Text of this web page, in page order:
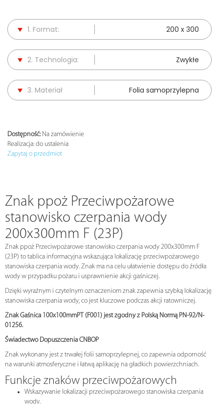
1. Format: 200 x 300
2. Technologia: Zwykłe
3. Materiał Folia samoprzylepna
Dostępność:Na zamówienie
Realizacja: do ustalenia
Zapytaj o przedmiot
Znak ppoż Przeciwpożarowe
stanowisko czerpania wody
200x300mm F (23P)
Znak ppoż Przeciwpożarowe stanowisko czerpania wody 200x300mm F
(23P) to tablica informacyjna wskazująca lokalizację przeciwpożarowego
stanowiska czerpania wody. Znak ma na celu ułatwienie dostępu do źródła
wody w przypadku pożaru i usprawnienie akcji gaśniczej.
Dzięki wyraźnym i czytelnym oznaczeniom znak zapewnia szybką lokalizację
stanowiska czerpania wody, co jest kluczowe podczas akcji ratowniczej.
Znak Gaśnica 100x100mmPT (F001) jest zgodny z Polską Normą PN-92/N-
01256.
Świadectwo Dopuszczenia CNBOP
Znak wykonany jest z trwałej folii samoprzylepnej, co zapewnia odporność
na warunki atmosferyczne i łatwą aplikację na gładkich powierzchniach.
Funkcje znaków przeciwpożarowych
Wskazywanie lokalizacji przeciwpożarowego stanowiska czerpania
wody.